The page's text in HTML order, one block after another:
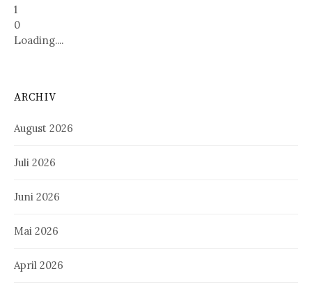
1
0
Loading....
ARCHIV
August 2026
Juli 2026
Juni 2026
Mai 2026
April 2026